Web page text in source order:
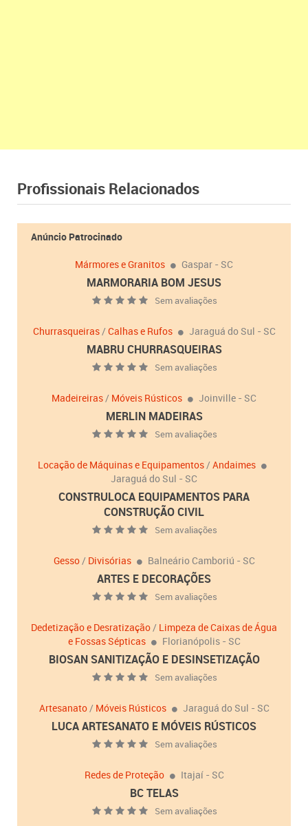
Profissionais Relacionados
Anúncio Patrocinado
Mármores e Granitos Gaspar - SC
MARMORARIA BOM JESUS
Sem avaliações
Churrasqueiras/Calhas e Rufos Jaraguá do Sul - SC
MABRU CHURRASQUEIRAS
Sem avaliações
Madeireiras/ Móveis Rústicos Joinville - SC
MERLIN MADEIRAS
Sem avaliações
Locação de Máquinas e Equipamentos/Andaimes
Jaraguá do Sul - SC
CONSTRULOCA EQUIPAMENTOS PARA
CONSTRUÇÃO CIVIL
Sem avaliações
Gesso/ Divisórias Balneário Camboriú - SC
ARTES E DECORAÇÕES
Sem avaliações
Dedetização e Desratização/ Limpeza de Caixas de Água
e Fossas Sépticas
Florianópolis - SC
BIOSAN SANITIZAÇÃO E DESINSETIZAÇÃO
Sem avaliações
Artesanato/ Móveis Rústicos Jaraguá do Sul - SC
LUCA ARTESANATO E MÓVEIS RÚSTICOS
Sem avaliações
Redes de Proteção Itajaí - SC
BC TELAS
Sem avaliações